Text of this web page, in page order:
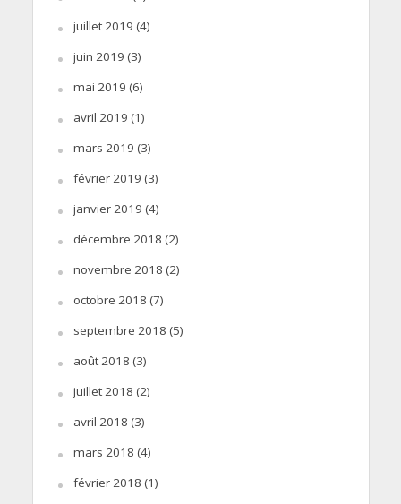
juillet 2019 (4)
juin 2019 (3)
mai 2019 (6)
avril 2019 (1)
mars 2019 (3)
février 2019 (3)
janvier 2019 (4)
décembre 2018 (2)
novembre 2018 (2)
octobre 2018 (7)
septembre 2018 (5)
août 2018 (3)
juillet 2018 (2)
avril 2018 (3)
mars 2018 (4)
février 2018 (1)